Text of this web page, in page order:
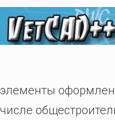
элементы
числе